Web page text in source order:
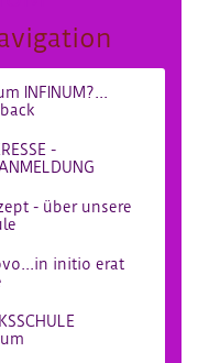
INFINUM?...
-
- über unsere
initio erat